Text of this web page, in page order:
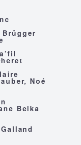
Noé
Belka